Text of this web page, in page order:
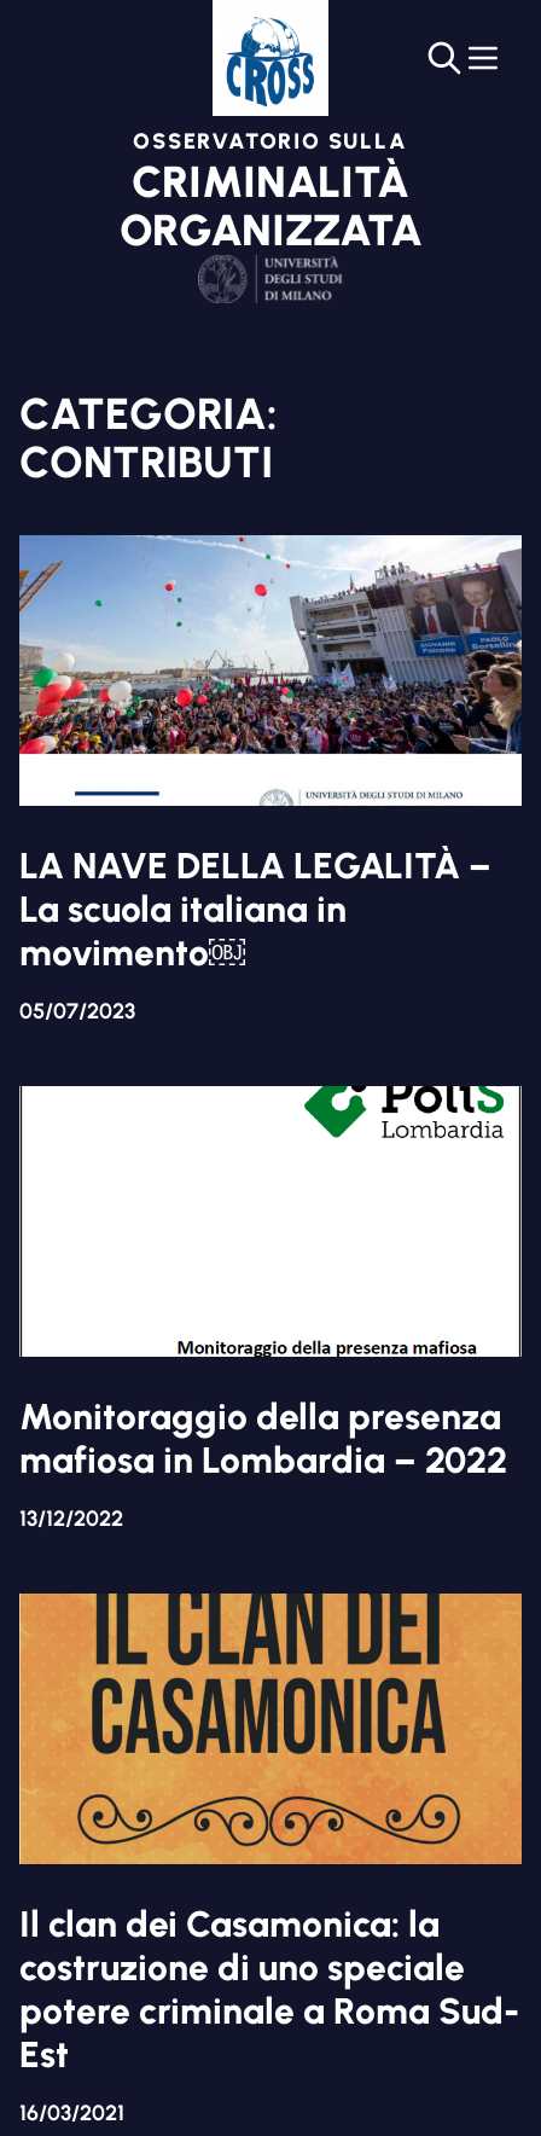
OSSERVATORIO SULLA
CRIMINALITÀ
ORGANIZZATA
CATEGORIA:
CONTRIBUTI
LA NAVE DELLA LEGALITÀ –
La scuola italiana in
movimento￼
05/07/2023
Monitoraggio della presenza
mafiosa in Lombardia – 2022
13/12/2022
Il clan dei Casamonica: la
costruzione di uno speciale
potere criminale a Roma Sud-
Est
16/03/2021